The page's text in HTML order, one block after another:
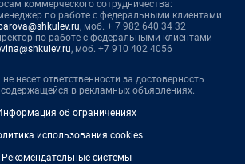
коммерческого сотрудничества:
по работе с федеральными клиентами
, моб. + 7 982 640 34 32
по работе с федеральными клиентами
, моб. +7 910 402 4056
несет ответственности за достоверность
в рекламных объявлениях.
об ограничениях
использования cookies
Рекомендательные системы